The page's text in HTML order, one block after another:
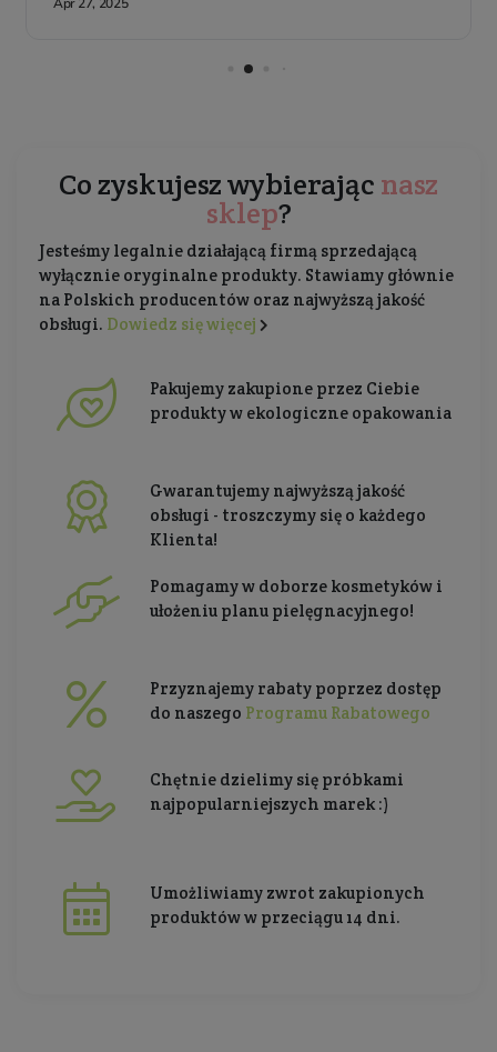
Co zyskujesz wybierając nasz
sklep?
Jesteśmy legalnie działającą firmą sprzedającą
wyłącznie oryginalne produkty. Stawiamy głównie
na Polskich producentów oraz najwyższą jakość
obsługi. Dowiedz się więcej
Pakujemy zakupione przez Ciebie
produkty w ekologiczne opakowania
Gwarantujemy najwyższą jakość
obsługi - troszczymy się o każdego
Klienta!
Pomagamy w doborze kosmetyków i
ułożeniu planu pielęgnacyjnego!
Przyznajemy rabaty poprzez dostęp
do naszego Programu Rabatowego
Chętnie dzielimy się próbkami
najpopularniejszych marek :)
Umożliwiamy zwrot zakupionych
produktów w przeciągu 14 dni.